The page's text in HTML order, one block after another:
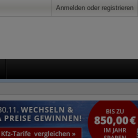
Anmelden oder registrieren